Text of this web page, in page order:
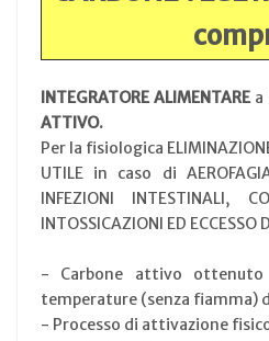
INTEGRATORE ALIMENTAREa
ATTIVO.
Per la fisiologica
UTILE in caso di
INFEZIONI INTESTINALI,
INTOSSICAZIONI ED ECCESSO
- Carbone attivo
temperature (senza fiamma)
- Processo di attivazione